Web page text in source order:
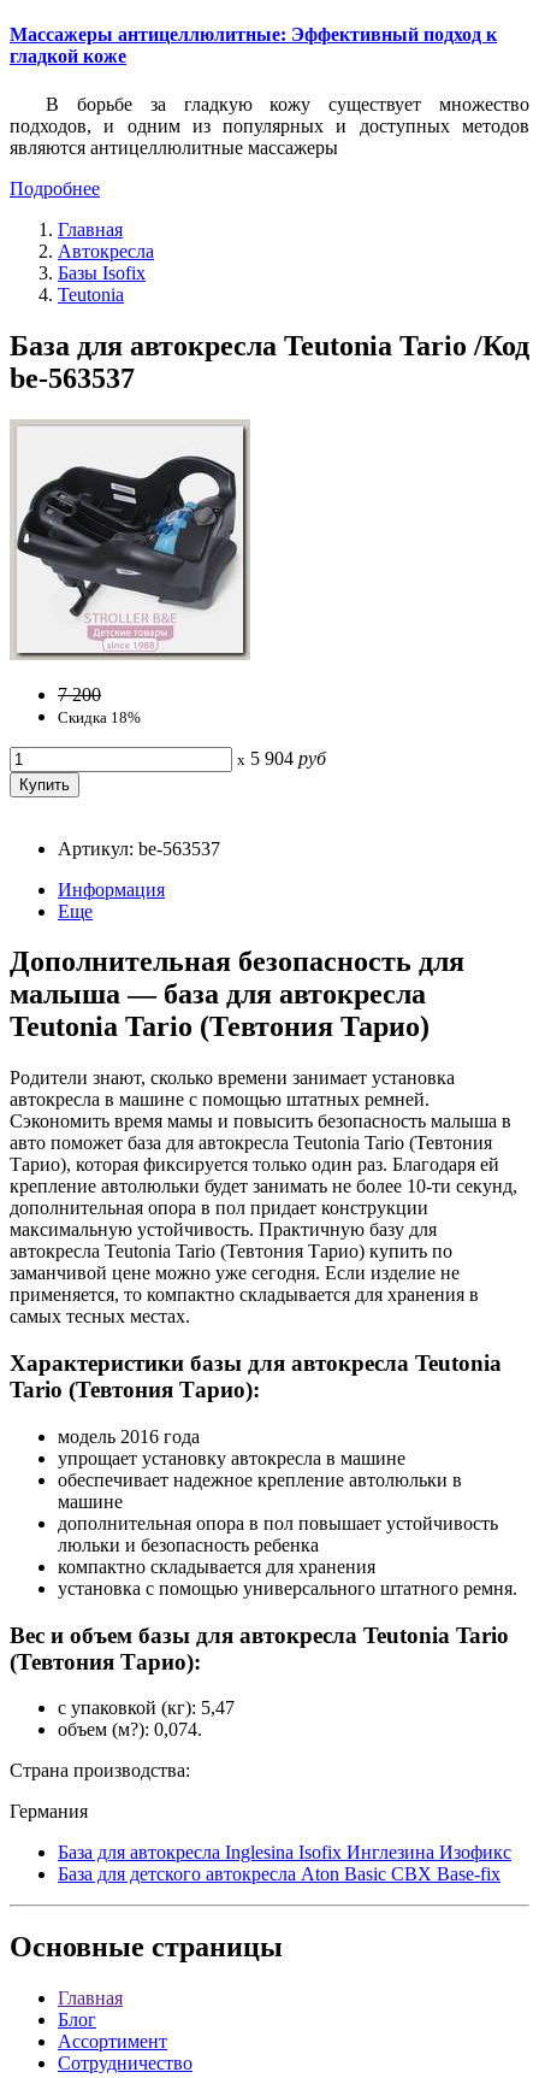
Массажеры антицеллюлитные: Эффективный подход к
гладкой коже
В борьбе за гладкую кожу существует множество
подходов, и одним из популярных и доступных методов
являются антицеллюлитные массажеры
Подробнее
Главная
Автокресла
Базы Isofix
Teutonia
База для автокресла Teutonia Tario /Код
be-563537
7 200
Скидка 18%
x 5 904 руб
Артикул: be-563537
Информация
Еще
Дополнительная безопасность для
малыша — база для автокресла
Teutonia Tario (Тевтония Тарио)
Родители знают, сколько времени занимает установка
автокресла в машине с помощью штатных ремней.
Сэкономить время мамы и повысить безопасность малыша в
авто поможет база для автокресла Teutonia Tario (Тевтония
Тарио), которая фиксируется только один раз. Благодаря ей
крепление автолюльки будет занимать не более 10-ти секунд,
дополнительная опора в пол придает конструкции
максимальную устойчивость. Практичную базу для
автокресла Teutonia Tario (Тевтония Тарио) купить по
заманчивой цене можно уже сегодня. Если изделие не
применяется, то компактно складывается для хранения в
самых тесных местах.
Характеристики базы для автокресла Teutonia
Tario (Тевтония Тарио):
модель 2016 года
упрощает установку автокресла в машине
обеспечивает надежное крепление автолюльки в
машине
дополнительная опора в пол повышает устойчивость
люльки и безопасность ребенка
компактно складывается для хранения
установка с помощью универсального штатного ремня.
Вес и объем базы для автокресла Teutonia Tario
(Тевтония Тарио):
с упаковкой (кг): 5,47
объем (м?): 0,074.
Страна производства:
Германия
База для автокресла Inglesina Isofix Инглезина Изофикс
База для детского автокресла Aton Basic CBX Base-fix
Основные страницы
Главная
Блог
Ассортимент
Сотрудничество